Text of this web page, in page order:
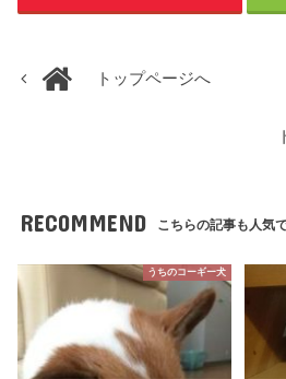
トップページへ
RECOMMEND こちらの記事も人気で
うちのコーギー犬